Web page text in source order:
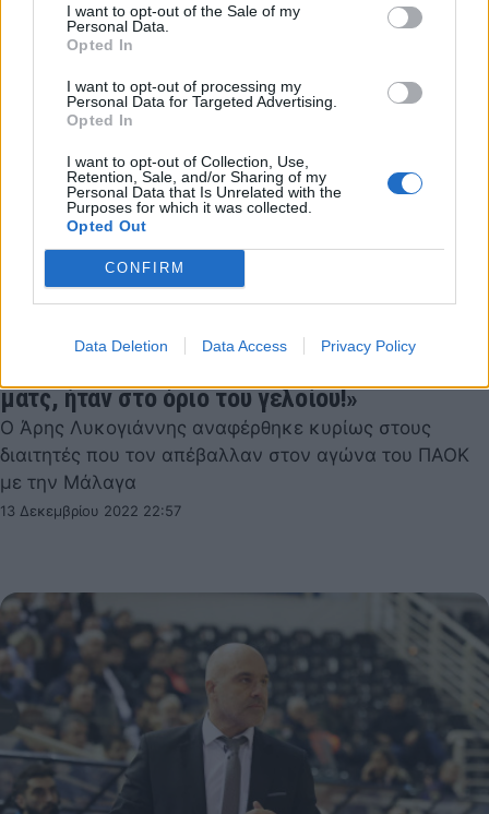
I want to opt-out of the Sale of my
Personal Data.
Opted In
I want to opt-out of processing my
Personal Data for Targeted Advertising.
Opted In
I want to opt-out of Collection, Use,
Retention, Sale, and/or Sharing of my
Personal Data that Is Unrelated with the
Purposes for which it was collected.
Opted Out
CONFIRM
Data Deletion Data Access Privacy Policy
ΠΑΟΚ-Λυκογιάννης: «Μπήκε μπουρλότο στο
ματς, ήταν στο όριο του γελοίου!»
Ο Άρης Λυκογιάννης αναφέρθηκε κυρίως στους
διαιτητές που τον απέβαλλαν στον αγώνα του ΠΑΟΚ
με την Μάλαγα
13 Δεκεμβρίου 2022 22:57